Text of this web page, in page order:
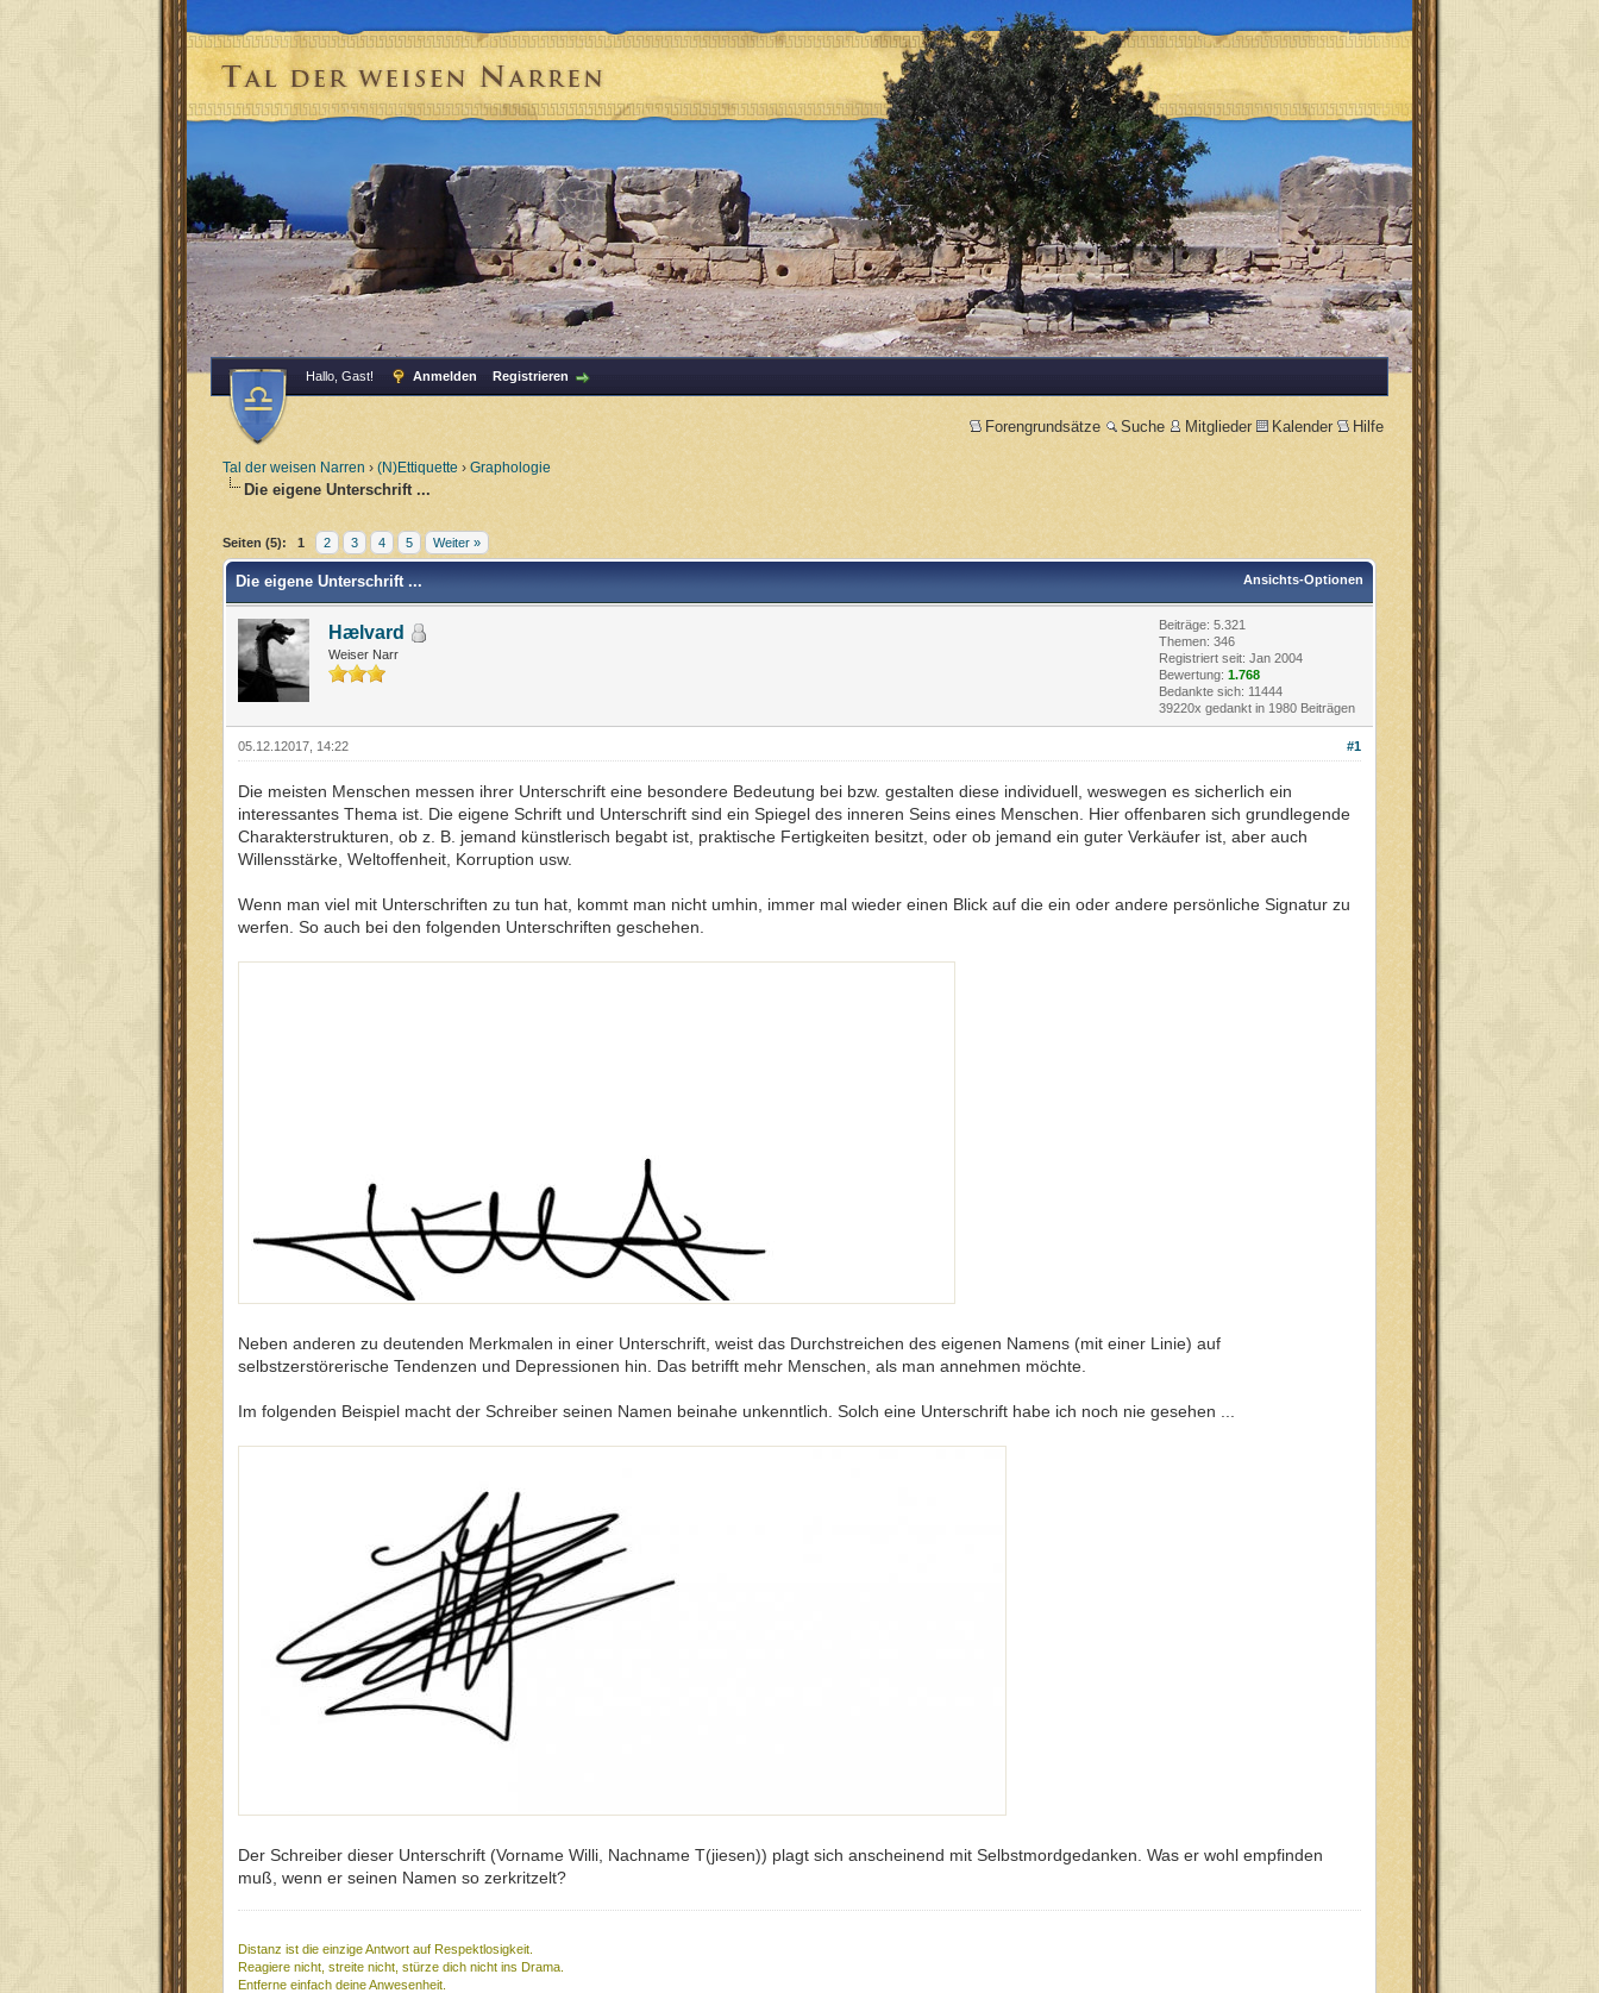
Hallo, Gast! Anmelden Registrieren
Forengrundsätze Suche Mitglieder Kalender Hilfe
Tal der weisen Narren › (N)Ettiquette › Graphologie
Die eigene Unterschrift ...
Seiten (5): 1 2 3 4 5 Weiter »
Ansichts-Optionen
Die eigene Unterschrift ...
Hælvard
Weiser Narr
Beiträge: 5.321
Themen: 346
Registriert seit: Jan 2004
Bewertung: 1.768
Bedankte sich: 11444
39220x gedankt in 1980 Beiträgen
#1
05.12.12017, 14:22
Die meisten Menschen messen ihrer Unterschrift eine besondere Bedeutung bei bzw. gestalten diese individuell, weswegen es sicherlich ein
interessantes Thema ist. Die eigene Schrift und Unterschrift sind ein Spiegel des inneren Seins eines Menschen. Hier offenbaren sich grundlegende
Charakterstrukturen, ob z. B. jemand künstlerisch begabt ist, praktische Fertigkeiten besitzt, oder ob jemand ein guter Verkäufer ist, aber auch
Willensstärke, Weltoffenheit, Korruption usw.
Wenn man viel mit Unterschriften zu tun hat, kommt man nicht umhin, immer mal wieder einen Blick auf die ein oder andere persönliche Signatur zu
werfen. So auch bei den folgenden Unterschriften geschehen.
Neben anderen zu deutenden Merkmalen in einer Unterschrift, weist das Durchstreichen des eigenen Namens (mit einer Linie) auf
selbstzerstörerische Tendenzen und Depressionen hin. Das betrifft mehr Menschen, als man annehmen möchte.
Im folgenden Beispiel macht der Schreiber seinen Namen beinahe unkenntlich. Solch eine Unterschrift habe ich noch nie gesehen ...
Der Schreiber dieser Unterschrift (Vorname Willi, Nachname T(jiesen)) plagt sich anscheinend mit Selbstmordgedanken. Was er wohl empfinden
muß, wenn er seinen Namen so zerkritzelt?
Distanz ist die einzige Antwort auf Respektlosigkeit.
Reagiere nicht, streite nicht, stürze dich nicht ins Drama.
Entferne einfach deine Anwesenheit.